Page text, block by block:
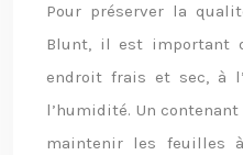
Pour préserver la
Blunt, il est important
endroit frais et sec, à
l’humidité. Un
maintenir les feuilles